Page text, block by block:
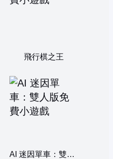
飛行棋之王
AI 迷因單車：雙人版